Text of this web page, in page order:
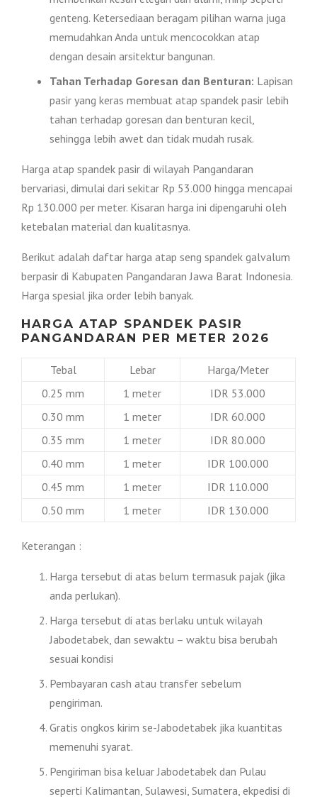
genteng. Ketersediaan beragam pilihan warna juga
memudahkan Anda untuk mencocokkan atap
dengan desain arsitektur bangunan.
Tahan Terhadap Goresan dan Benturan: Lapisan
pasir yang keras membuat atap spandek pasir lebih
tahan terhadap goresan dan benturan kecil,
sehingga lebih awet dan tidak mudah rusak.
Harga atap spandek pasir di wilayah Pangandaran
bervariasi, dimulai dari sekitar Rp 53.000 hingga mencapai
Rp 130.000 per meter. Kisaran harga ini dipengaruhi oleh
ketebalan material dan kualitasnya.
Berikut adalah daftar harga atap seng spandek galvalum
berpasir di Kabupaten Pangandaran Jawa Barat Indonesia.
Harga spesial jika order lebih banyak.
HARGA ATAP SPANDEK PASIR
PANGANDARAN PER METER 2026
Tebal Lebar
Harga/Meter
0.25 mm
1 meter
IDR 53.000
0.30 mm
1 meter
IDR 60.000
0.35 mm
1 meter
IDR 80.000
0.40 mm
1 meter
IDR 100.000
0.45 mm
1 meter
IDR 110.000
0.50 mm
1 meter IDR 130.000
Keterangan :
Harga tersebut di atas belum termasuk pajak (jika
anda perlukan).
Harga tersebut di atas berlaku untuk wilayah
Jabodetabek, dan sewaktu – waktu bisa berubah
sesuai kondisi
Pembayaran cash atau transfer sebelum
pengiriman.
Gratis ongkos kirim se-Jabodetabek jika kuantitas
memenuhi syarat.
Pengiriman bisa keluar Jabodetabek dan Pulau
seperti Kalimantan, Sulawesi, Sumatera, ekpedisi di